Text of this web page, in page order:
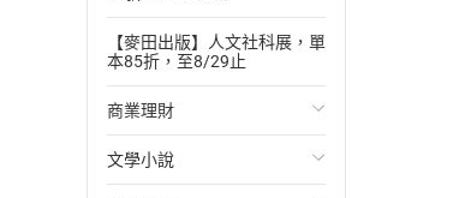
【麥田出版】人文社科展，單
本85折，至8/29止
商業理財
投資理財
文學小說